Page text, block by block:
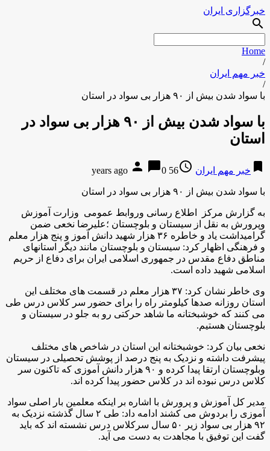
خبرگزاری ایران
search
Home
/
خبر مهم ایران
/
با سواد شدن بیش از ۹۰ هزار بی سواد در استان
با سواد شدن بیش از ۹۰ هزار بی سواد در
استان
bookmark خبر مهم ایران access_time
56 years ago
person chat_bubble0
با سواد شدن بیش از ۹۰ هزار بی سواد در استان
به گزارش مركز اطلاع رسانی وروابط عمومی وزارت آموزش
وپرورش به نقل از سیستان و بلوچستان ؛علیرضا نخعی ضمن
گرامیداشت یاد و خاطره ۳۶ هزار شهید دانش آموز و پنج هزار معلم
و فرهنگی اظهار کرد: سیستان و بلوچستان مانند دیگر استانهای
مناطق دفاع مقدس در جمهوری اسلامی ایران برای دفاع از حریم
اسلامی شهید داده است.
وی خاطر نشان کرد: ۳۷ هزار معلم در قسمت های مختلف این
استان روزانه صدها کیلومتر راه را برای حضور سر کلاس درس طی
می کنند که خوشبختانه ما شاهد حرکتی رو به جلو در سیستان و
بلوچستان هستیم.
نخعی بیان کرد: خوشبختانه این استان در شاخص های مختلف
پیشرفت داشته و نزدیک به پنج درصد از پوشش تحصیلی در سیستان
وبلوچستان ارتقا پیدا کرده و ۹۰ هزار دانش آموزی که تاکنون سر
کلاس درس نبوده اند در کلاس حضور پیدا کرده اند.
مدیر کل آموزش و پرورش با اشاره بر اینکه معلمین بار اصلی سواد
آموزی را بردوش می کشند ادامه داد: طی ۲ سال گذشته نزدیک به
۹۲ هزار بی سواد زیر ۵۰ سال سرکلاس درس نشسته اند که باید
گفت این توفیق با مجاهدت به دست می آید.